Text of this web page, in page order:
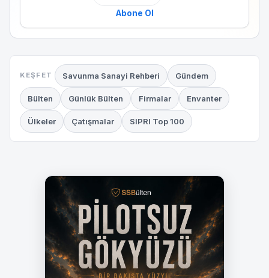
Abone Ol
KEŞFET Savunma Sanayi Rehberi Gündem
Bülten Günlük Bülten Firmalar Envanter
Ülkeler Çatışmalar SIPRI Top 100